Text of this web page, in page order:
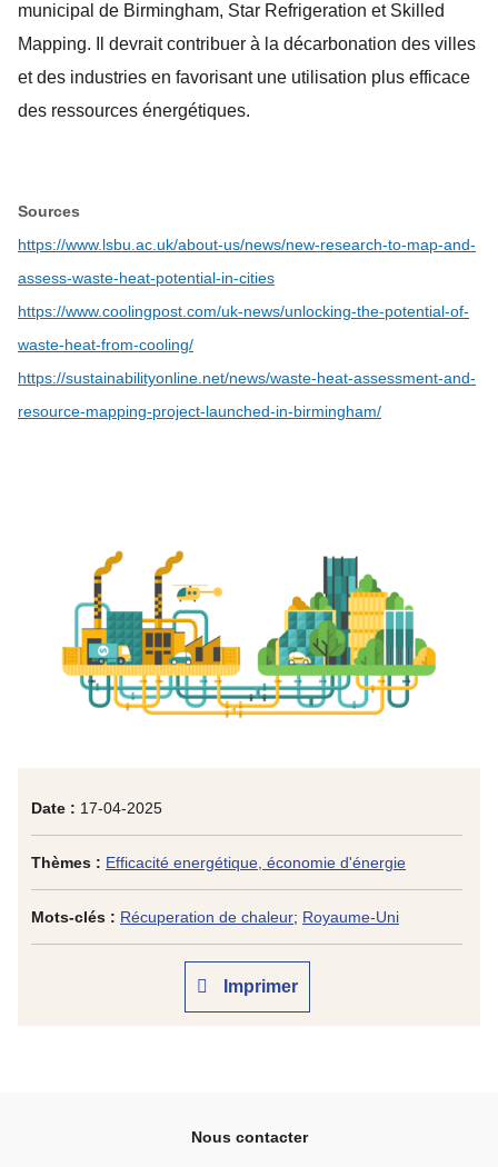
Date : 17-04-2025
Thèmes : Efficacité energétique, économie d'énergie
Mots-clés : Récuperation de chaleur; Royaume-Uni
Imprimer
municipal de Birmingham, Star Refrigeration et Skilled
Mapping. Il devrait contribuer à la décarbonation des villes
et des industries en favorisant une utilisation plus efficace
des ressources énergétiques.
Sources
https://www.lsbu.ac.uk/about-us/news/new-research-to-map-and-
assess-waste-heat-potential-in-cities
https://www.coolingpost.com/uk-news/unlocking-the-potential-of-
waste-heat-from-cooling/
https://sustainabilityonline.net/news/waste-heat-assessment-and-
resource-mapping-project-launched-in-birmingham/
Nous contacter